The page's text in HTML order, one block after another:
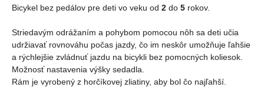
Bicykel bez pedálov pre deti vo veku od 2 do 5 rokov.
Striedavým odrážaním a pohybom pomocou nôh sa deti učia
udržiavať rovnováhu počas jazdy, čo im neskôr umožňuje ľahšie
a rýchlejšie zvládnuť jazdu na bicykli bez pomocných koliesok.
Možnosť nastavenia výšky sedadla.
Rám je vyrobený z horčíkovej zliatiny, aby bol čo najľahší.